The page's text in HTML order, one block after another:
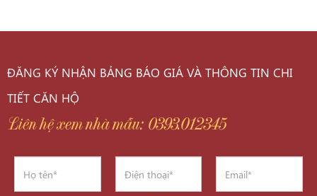
ĐĂNG KÝ NHẬN BẢNG BÁO GIÁ VÀ THÔNG TIN CHI
TIẾT CĂN HỘ
Liên hệ xem nhà mẫu: 0393.012345